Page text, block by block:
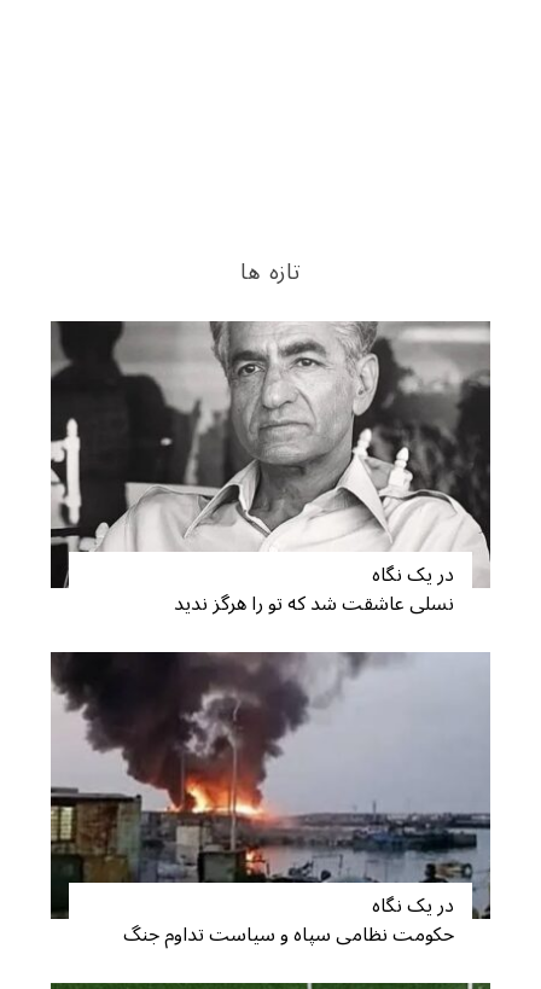
تازه ها
در یک نگاه
نسلی عاشقت شد که تو را هرگز ندید
در یک نگاه
حکومت نظامی سپاه و سیاست تداوم جنگ